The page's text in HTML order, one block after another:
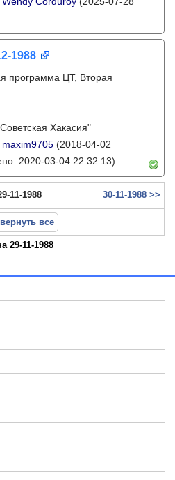
1988
программа ЦТ, Вторая
Хакасия"
maxim9705 (2018-04-02
2020-03-04 22:32:13)
11-1988 30-11-1988 >>
все
29-11-1988